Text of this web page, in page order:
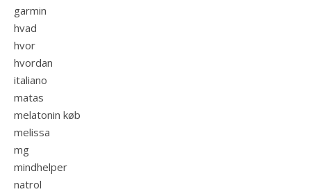
garmin
hvad
hvor
hvordan
italiano
matas
melatonin køb
melissa
mg
mindhelper
natrol